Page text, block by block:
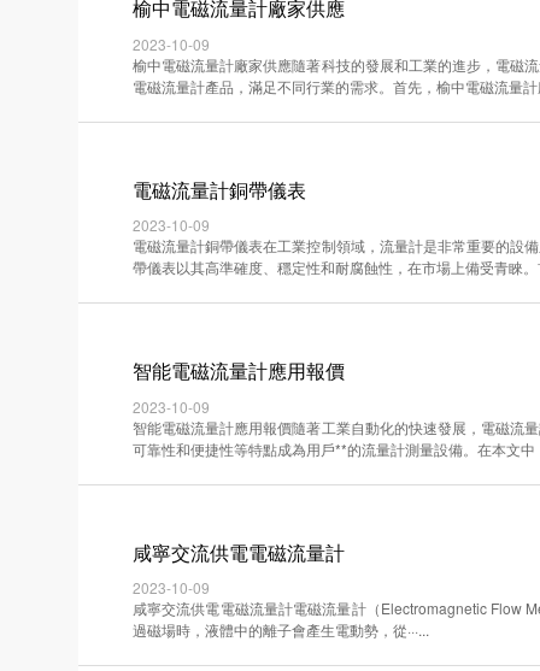
榆中電磁流量計廠家供應
2023-10-09
榆中電磁流量計廠家供應隨著科技的發展和工業的進步，電磁
電磁流量計產品，滿足不同行業的需求。首先，榆中電磁流量計
電磁流量計銅帶儀表
2023-10-09
電磁流量計銅帶儀表在工業控制領域，流量計是非常重要的設
帶儀表以其高準確度、穩定性和耐腐蝕性，在市場上備受青睞。
智能電磁流量計應用報價
2023-10-09
智能電磁流量計應用報價隨著工業自動化的快速發展，電磁流
可靠性和便捷性等特點成為用戶**的流量計測量設備。在本文中
咸寧交流供電電磁流量計
2023-10-09
咸寧交流供電電磁流量計電磁流量計（Electromagnetic Flow
過磁場時，液體中的離子會產生電動勢，從···...